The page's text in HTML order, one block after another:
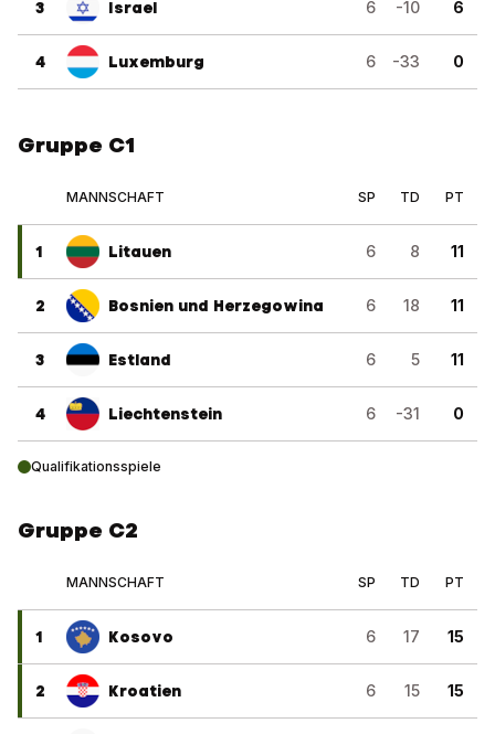
3 Israel 6 -10 6
4 Luxemburg 6 -33 0
Gruppe C1
MANNSCHAFT SP TD PT
1 Litauen 6 8 11
2 Bosnien und Herzegowina 6 18 11
3 Estland 6 5 11
4 Liechtenstein 6 -31 0
Qualifikationsspiele
Gruppe C2
MANNSCHAFT SP TD PT
1 Kosovo 6 17 15
2 Kroatien 6 15 15